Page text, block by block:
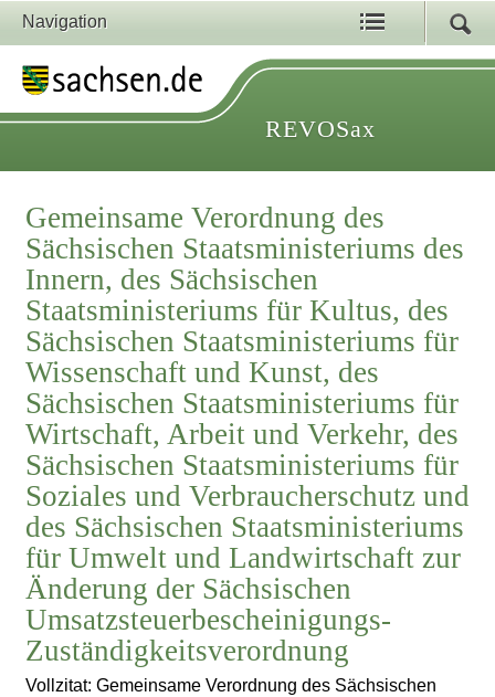
Navigation
REVOSax
Gemeinsame Verordnung des
Sächsischen Staatsministeriums des
Innern, des Sächsischen
Staatsministeriums für Kultus, des
Sächsischen Staatsministeriums für
Wissenschaft und Kunst, des
Sächsischen Staatsministeriums für
Wirtschaft, Arbeit und Verkehr, des
Sächsischen Staatsministeriums für
Soziales und Verbraucherschutz und
des Sächsischen Staatsministeriums
für Umwelt und Landwirtschaft zur
Änderung der Sächsischen
Umsatzsteuerbescheinigungs-
Zuständigkeitsverordnung
Vollzitat: Gemeinsame Verordnung des Sächsischen